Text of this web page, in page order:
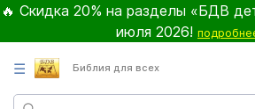
🔥 Скидка 20% на разделы «БДВ
июля 2026!
☰ Библия для всех